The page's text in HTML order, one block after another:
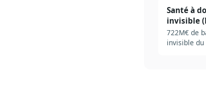
Santé à
invisible
722M€ de
invisible du